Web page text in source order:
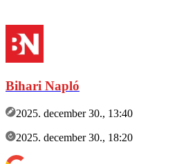
Bihari Napló
2025. december 30., 13:40
2025. december 30., 18:20